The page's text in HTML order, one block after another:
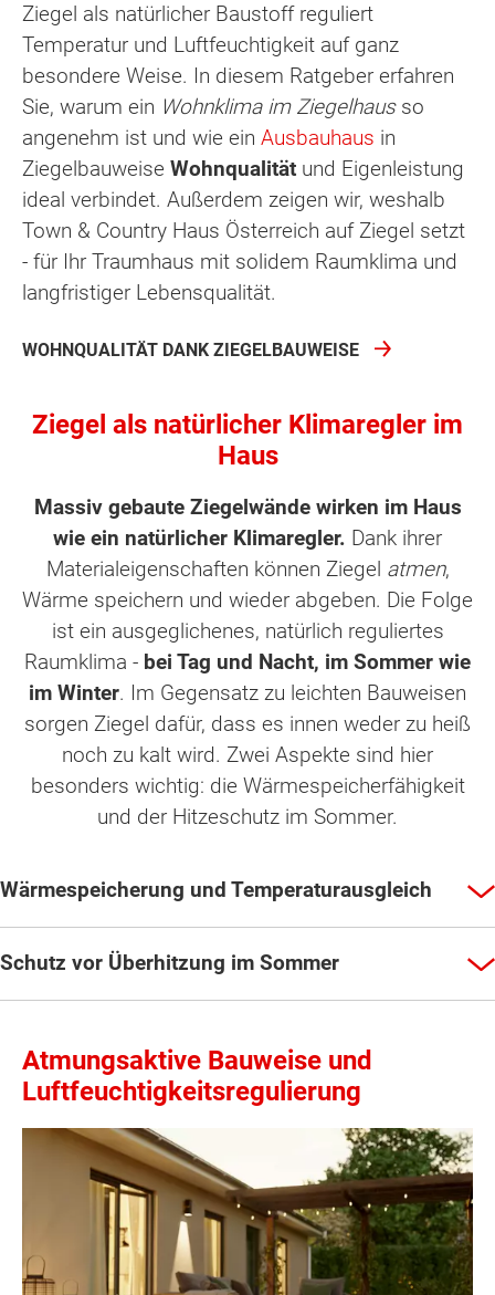
Ziegel als natürlicher Baustoff reguliert
Temperatur und Luftfeuchtigkeit auf ganz
besondere Weise. In diesem Ratgeber erfahren
Sie, warum ein Wohnklima im Ziegelhausso
angenehm ist und wie ein Ausbauhaus in
Ziegelbauweise Wohnqualität und Eigenleistung
ideal verbindet. Außerdem zeigen wir, weshalb
Town & Country Haus Österreich auf Ziegel setzt
- für Ihr Traumhaus mit solidem Raumklima und
langfristiger Lebensqualität.
WOHNQUALITÄT DANK ZIEGELBAUWEISE
Ziegel als natürlicher Klimaregler im
Haus
Massiv gebaute Ziegelwände wirken im Haus
wie ein natürlicher Klimaregler. Dank ihrer
Materialeigenschaften können Ziegel atmen,
Wärme speichern und wieder abgeben. Die Folge
ist ein ausgeglichenes, natürlich reguliertes
Raumklima - bei Tag und Nacht, im Sommer wie
im Winter. Im Gegensatz zu leichten Bauweisen
sorgen Ziegel dafür, dass es innen weder zu heiß
noch zu kalt wird. Zwei Aspekte sind hier
besonders wichtig: die Wärmespeicherfähigkeit
und der Hitzeschutz im Sommer.
Wärmespeicherung und Temperaturausgleich
Schutz vor Überhitzung im Sommer
Atmungsaktive Bauweise und
Luftfeuchtigkeitsregulierung